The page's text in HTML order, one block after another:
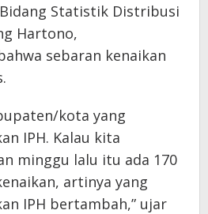
Statistik Distribusi
Hartono,
sebaran kenaikan
kota yang
IPH. Kalau kita
minggu lalu itu ada 170
artinya yang
IPH bertambah,” ujar